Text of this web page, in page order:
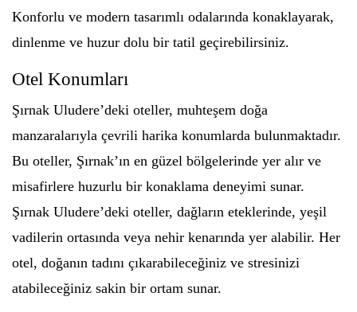
Konforlu ve modern tasarımlı odalarında konaklayarak,
dinlenme ve huzur dolu bir tatil geçirebilirsiniz.
Otel Konumları
Şırnak Uludere’deki oteller, muhteşem doğa
manzaralarıyla çevrili harika konumlarda bulunmaktadır.
Bu oteller, Şırnak’ın en güzel bölgelerinde yer alır ve
misafirlere huzurlu bir konaklama deneyimi sunar.
Şırnak Uludere’deki oteller, dağların eteklerinde, yeşil
vadilerin ortasında veya nehir kenarında yer alabilir. Her
otel, doğanın tadını çıkarabileceğiniz ve stresinizi
atabileceğiniz sakin bir ortam sunar.